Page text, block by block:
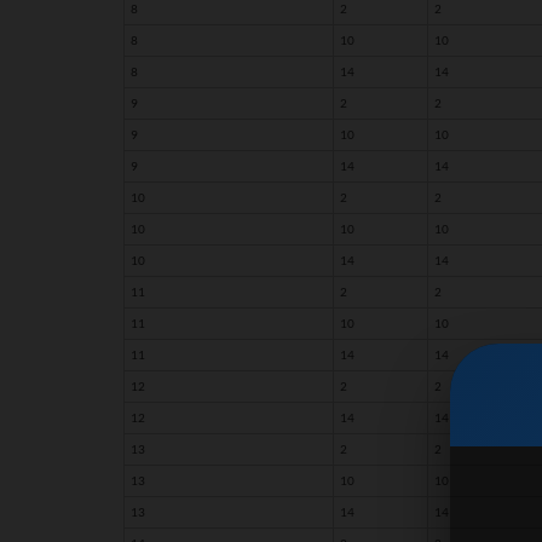
8 2 2
8 10 10
8 14 14
9 2 2
9 10 10
9 14 14
10 2 2
10 10 10
10 14 14
11 2 2
11 10 10
11 14 14
12 2 2
12 14
13 2
13 10
13 14